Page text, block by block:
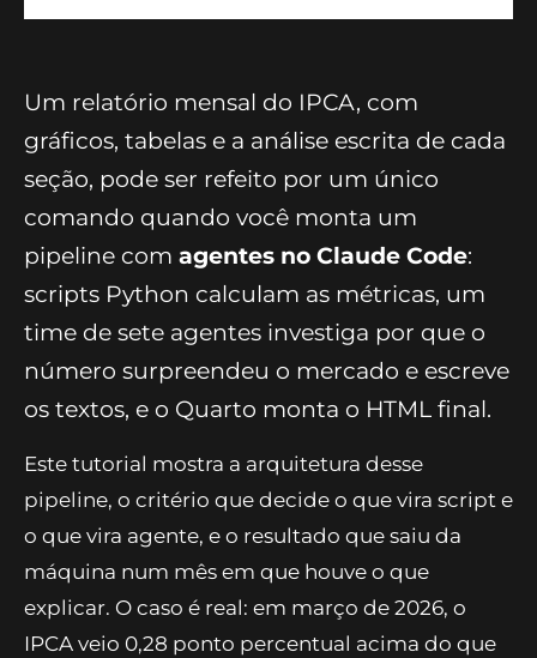
Um relatório mensal do IPCA, com
gráficos, tabelas e a análise escrita de cada
seção, pode ser refeito por um único
comando quando você monta um
pipeline com agentes no Claude Code:
scripts Python calculam as métricas, um
time de sete agentes investiga por que o
número surpreendeu o mercado e escreve
os textos, e o Quarto monta o HTML final.
Este tutorial mostra a arquitetura desse
pipeline, o critério que decide o que vira script e
o que vira agente, e o resultado que saiu da
máquina num mês em que houve o que
explicar. O caso é real: em março de 2026, o
IPCA veio 0,28 ponto percentual acima do que